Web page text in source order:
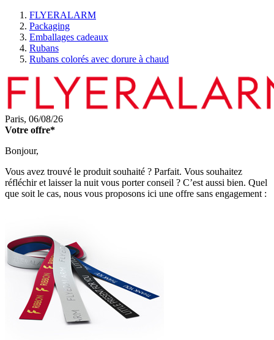
FLYERALARM
Packaging
Emballages cadeaux
Rubans
Rubans colorés avec dorure à chaud
Paris, 06/08/26
Votre offre*
Bonjour,
Vous avez trouvé le produit souhaité ? Parfait. Vous souhaitez
réfléchir et laisser la nuit vous porter conseil ? C’est aussi bien. Quel
que soit le cas, nous vous proposons ici une offre sans engagement :